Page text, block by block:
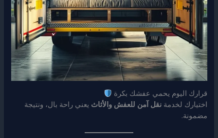
قرارك اليوم يحمي عفشك بكرة
اختيارك لخدمةنقل آمن للعفش والأثاث يعني راحة بال، ونتيجة
مضمونة.